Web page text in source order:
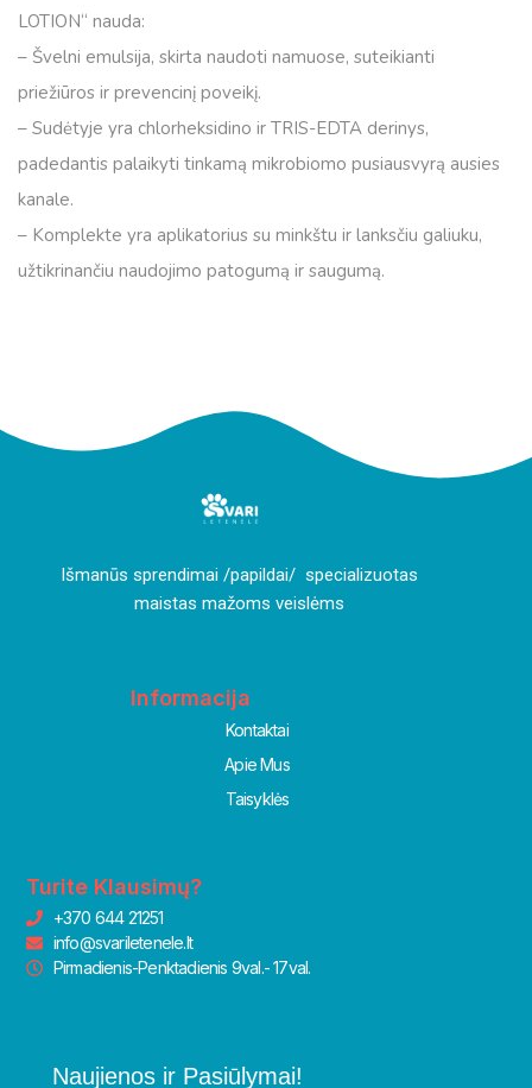
LOTION“ nauda:
– Švelni emulsija, skirta naudoti namuose, suteikianti
priežiūros ir prevencinį poveikį.
– Sudėtyje yra chlorheksidino ir TRIS-EDTA derinys,
padedantis palaikyti tinkamą mikrobiomo pusiausvyrą ausies
kanale.
– Komplekte yra aplikatorius su minkštu ir lanksčiu galiuku,
užtikrinančiu naudojimo patogumą ir saugumą.
Išmanūs sprendimai /papildai/ specializuotas
maistas mažoms veislėms
Informacija
Kontaktai
Apie Mus
Taisyklės
Turite Klausimų?
+370 644 21251
info@svariletenele.lt
Pirmadienis-Penktadienis 9val.- 17val.
Naujienos ir Pasiūlymai!